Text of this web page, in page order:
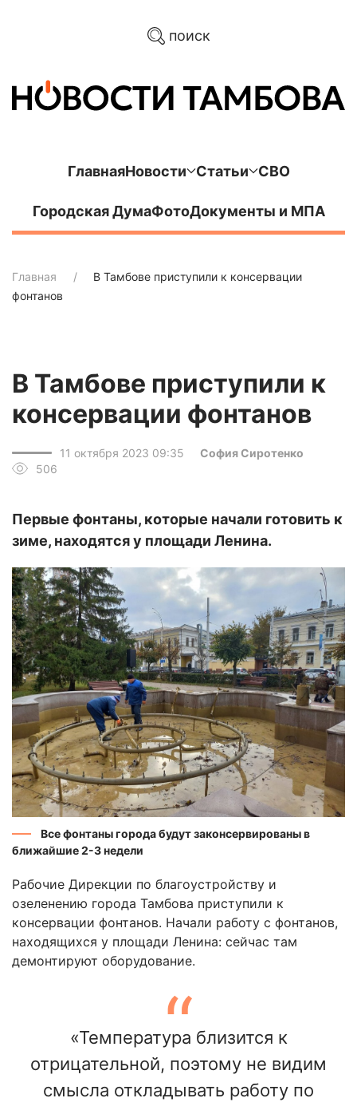
поиск
ГлавнаяНовости Статьи СВО
Городская ДумаФотоДокументы и МПА
Главная
В Тамбове приступили к консервации
фонтанов
В Тамбове приступили к
консервации фонтанов
11 октября 2023 09:35
София Сиротенко
506
Первые фонтаны, которые начали готовить к
зиме, находятся у площади Ленина.
Все фонтаны города будут законсервированы в
ближайшие 2-3 недели
Рабочие Дирекции по благоустройству и
озеленению города Тамбова приступили к
консервации фонтанов. Начали работу с фонтанов,
находящихся у площади Ленина: сейчас там
демонтируют оборудование.
«Температура близится к
отрицательной, поэтому не видим
смысла откладывать работу по